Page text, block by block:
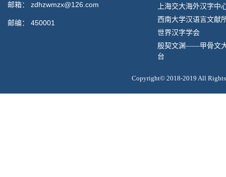
邮箱： zdhzwmzx@126.com
邮编： 450001
上海交大海外汉字中
西南大学汉语言文献
世界汉字学会
殷契文渊——甲骨文
台
Copyright© 2018-2019 All